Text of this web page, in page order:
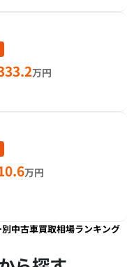
万円
万円
別中古車買取相場ランキング